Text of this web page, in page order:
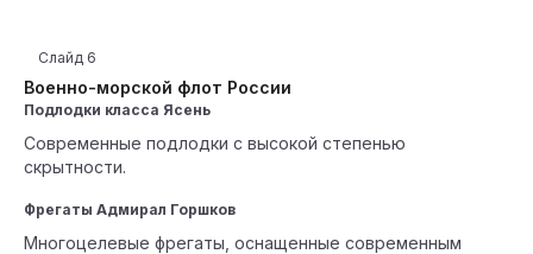
Военно-морской флот России
Слайд 6
Подлодки класса Ясень
Современные подлодки с высокой степенью
скрытности.
Фрегаты Адмирал Горшков
Многоцелевые фрегаты, оснащенные современным